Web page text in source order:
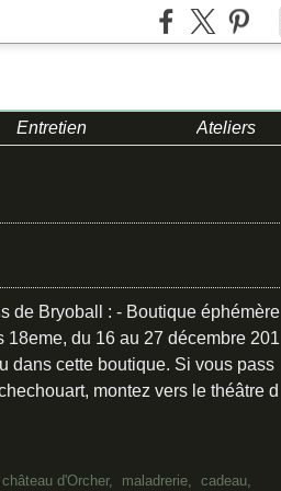
Entretien Ateliers
de Bryoball : - Boutique éphémère
18eme, du 16 au 27 décembre 201
dans cette boutique. Si vous pass
montez vers le théâtre d
château d'Orcher, maladrerie, cadeau,